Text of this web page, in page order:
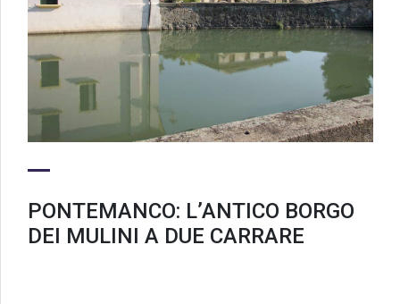
PONTEMANCO: L’ANTICO BORGO
DEI MULINI A DUE CARRARE